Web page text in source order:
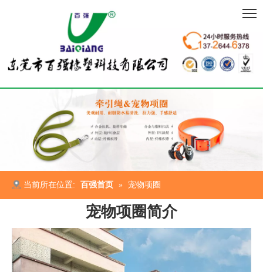
当前所在位置: 百强首页 » 宠物项圈
宠物项圈简介